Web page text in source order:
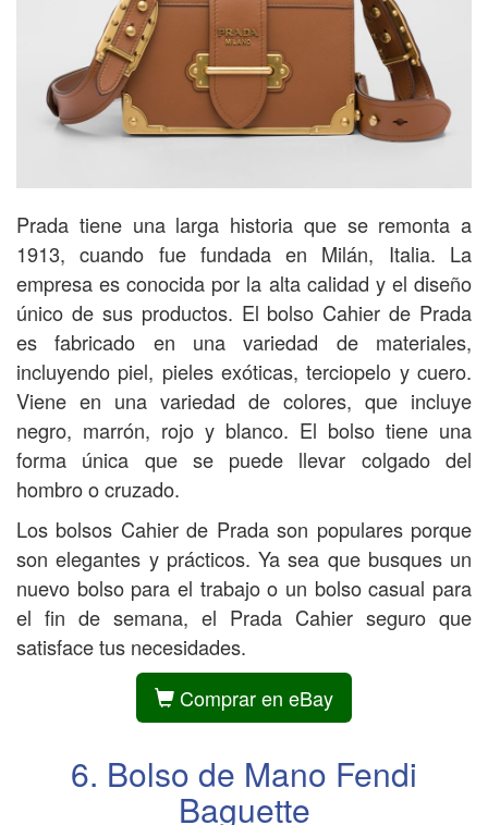
Prada tiene una larga historia que se remonta a
1913, cuando fue fundada en Milán, Italia. La
empresa es conocida por la alta calidad y el diseño
único de sus productos. El bolso Cahier de Prada
es fabricado en una variedad de materiales,
incluyendo piel, pieles exóticas, terciopelo y cuero.
Viene en una variedad de colores, que incluye
negro, marrón, rojo y blanco. El bolso tiene una
forma única que se puede llevar colgado del
hombro o cruzado.
Los bolsos Cahier de Prada son populares porque
son elegantes y prácticos. Ya sea que busques un
nuevo bolso para el trabajo o un bolso casual para
el fin de semana, el Prada Cahier seguro que
satisface tus necesidades.
Comprar en eBay
6. Bolso de Mano Fendi
Baguette